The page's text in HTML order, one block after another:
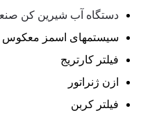
دستگاه آب شیرین کن
سیستمهای اسمز معکوس
فیلتر کارتریج
ازن ژنراتور
فیلتر کربن